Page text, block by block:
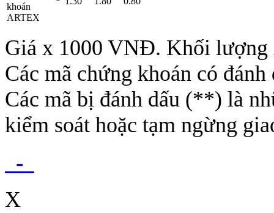
khoán
ARTEX
Giá x 1000 VNĐ. Khối lượng
Các mã chứng khoán có
Các mã bị đánh dấu (**) là
kiểm soát hoặc tạm ngừng
-
X